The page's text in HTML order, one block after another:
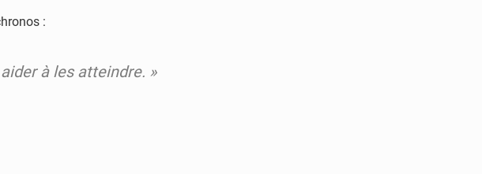
:
à les atteindre. »